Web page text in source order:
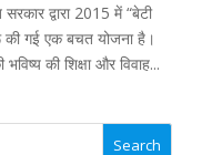
द्वारा 2015 में “बेटी
गई एक बचत योजना है।
की शिक्षा और विवाह...
Search